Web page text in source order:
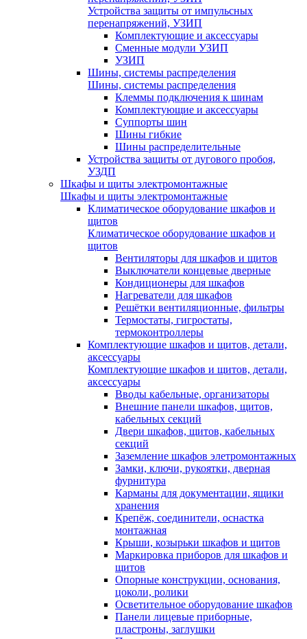
Устройства защиты от импульсных
перенапряжений, УЗИП
Комплектующие и аксессуары
Сменные модули УЗИП
УЗИП
Шины, системы распределения
Шины, системы распределения
Клеммы подключения к шинам
Комплектующие и аксессуары
Суппорты шин
Шины гибкие
Шины распределительные
Устройства защиты от дугового пробоя,
УЗДП
Шкафы и щиты электромонтажные
Шкафы и щиты электромонтажные
Климатическое оборудование шкафов и
щитов
Климатическое оборудование шкафов и
щитов
Вентиляторы для шкафов и щитов
Выключатели концевые дверные
Кондиционеры для шкафов
Нагреватели для шкафов
Решётки вентиляционные, фильтры
Термостаты, гигростаты,
термоконтроллеры
Комплектующие шкафов и щитов, детали,
аксессуары
Комплектующие шкафов и щитов, детали,
аксессуары
Вводы кабельные, организаторы
Внешние панели шкафов, щитов,
кабельных секций
Двери шкафов, щитов, кабельных
секций
Заземление шкафов элетромонтажных
Замки, ключи, рукоятки, дверная
фурнитура
Карманы для документации, ящики
хранения
Крепёж, соединители, оснастка
монтажная
Крыши, козырьки шкафов и щитов
Маркировка приборов для шкафов и
щитов
Опорные конструкции, основания,
цоколи, ролики
Осветительное оборудование шкафов
Панели лицевые приборные,
пластроны, заглушки